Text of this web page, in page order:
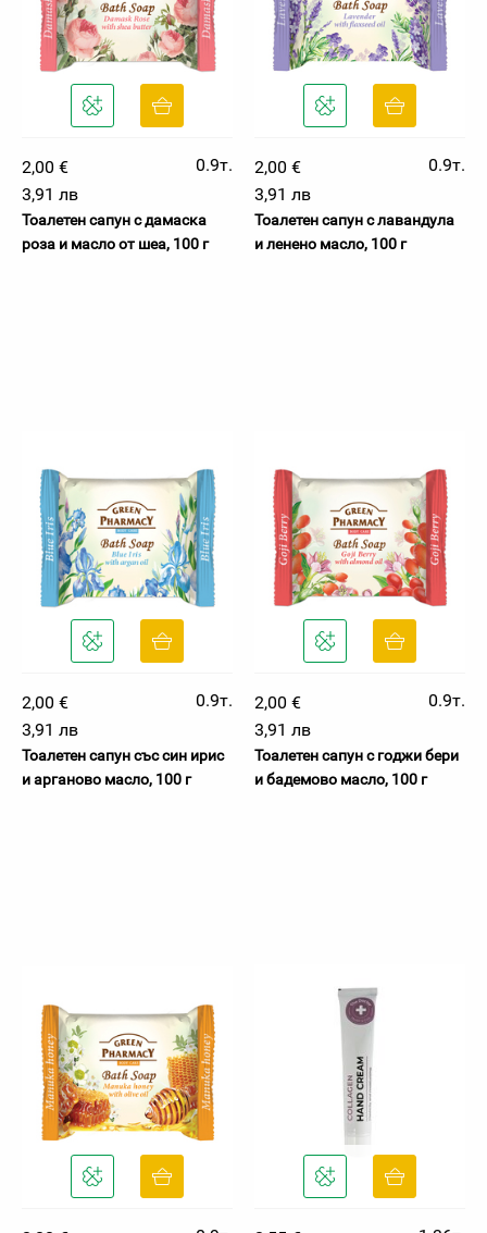
2,00 €
0.9т.
3,91 лв
Тоалетен сапун с дамаска
роза и масло от шеа, 100 г
2,00 €
0.9т.
3,91 лв
Тоалетен сапун с лавандула
и ленено масло, 100 г
2,00 €
0.9т.
3,91 лв
Тоалетен сапун със син ирис
и арганово масло, 100 г
2,00 €
0.9т.
3,91 лв
Тоалетен сапун с годжи бери
и бадемово масло, 100 г